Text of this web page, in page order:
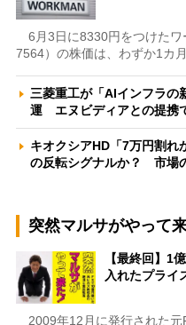
6月3日に8330円をつけたワ
7564）の株価は、わずか1カ
三菱重工が「AIインフラの
運 エヌビディアとの提携
キオクシアHD「7万円割れ
の反転シグナルか？ 市場
突然マルサがやって
【最終回】1
入れたプライ
2009年12月に発行された元